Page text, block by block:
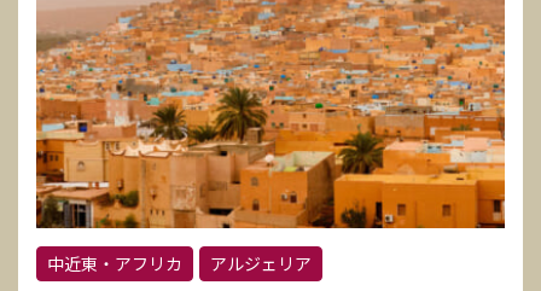
中近東・アフリカ アルジェリア